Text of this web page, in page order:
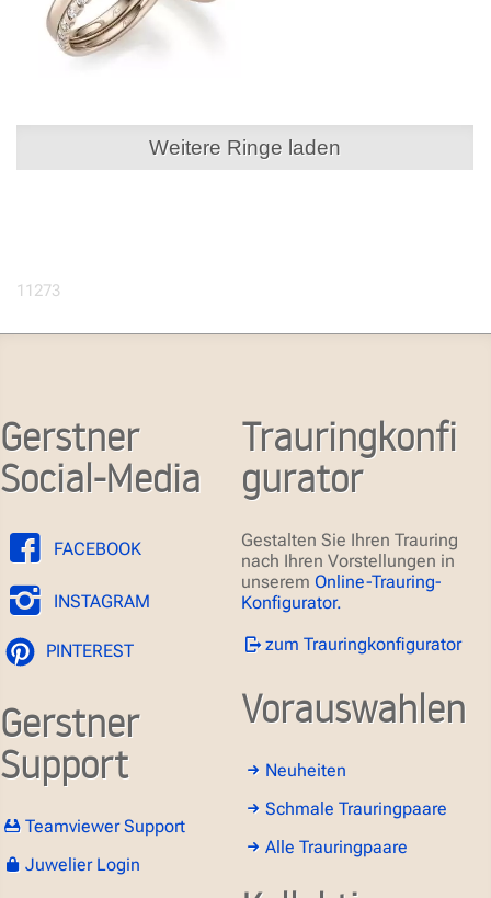
Weitere Ringe laden
11273
Gerstner
Social-Media
FACEBOOK
INSTAGRAM
PINTEREST
Gerstner
Support
Teamviewer Support
Juwelier Login
Trauringkonfi
gurator
Gestalten Sie Ihren Trauring
nach Ihren Vorstellungen in
unserem Online-Trauring-
Konfigurator.
zum Trauringkonfigurator
Vorauswahlen
Neuheiten
Schmale Trauringpaare
Alle Trauringpaare